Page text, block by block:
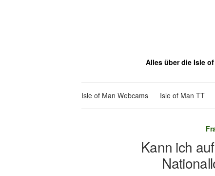
Alles über die Isle
Isle of Man Webcams Isle of Man TT
Kann ich